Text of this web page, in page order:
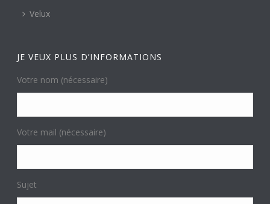
Velux
JE VEUX PLUS D’INFORMATIONS
Votre nom (nécessaire)
Votre mail (nécessaire)
Sujet